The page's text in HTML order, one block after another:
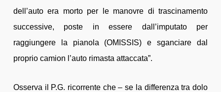
dell’auto era morto per le manovre di trascinamento
successive, poste in essere dall’imputato per
raggiungere la pianola (OMISSIS) e sganciare dal
proprio camion l’auto rimasta attaccata”.
Osserva il P.G. ricorrente che – se la differenza tra dolo